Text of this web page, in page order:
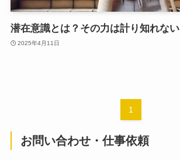
潜在意識とは？その力は計り知れない
2025年4月11日
1
お問い合わせ・仕事依頼